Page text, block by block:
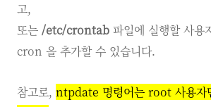
고,
또는 /etc/crontab 파일에 실행할 사용
cron 을 추가할 수 있습니다.
참고로, ntpdate 명령어는 root 사용자